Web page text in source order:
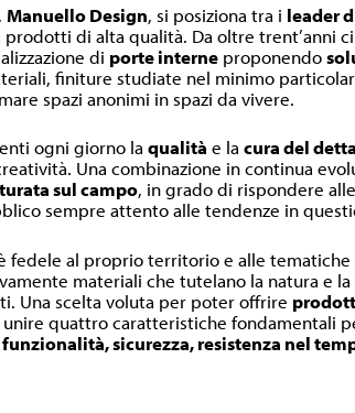
, Manuello Design, si posiziona tra i leader
prodotti di alta qualità. Da oltre trent’anni
di porte interne proponendo
finiture studiate nel minimo
spazi anonimi in spazi da vivere.
ogni giorno laqualità e lacura del
Una combinazione in continua
sul campo, in grado di rispondere
sempre attento alle tendenze in
fedele al proprio territorio e alle
materiali che tutelano la natura e
Una scelta voluta per poter offrire
unire quattro caratteristiche fondamentali
funzionalità, sicurezza, resistenza nel